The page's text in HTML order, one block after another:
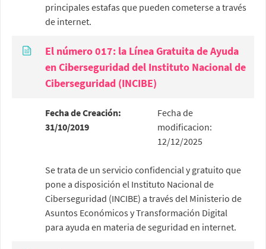
principales estafas que pueden cometerse a través
de internet.
El número 017: la Línea Gratuita de Ayuda
en Ciberseguridad del Instituto Nacional de
Ciberseguridad (INCIBE)
Fecha de Creación:
31/10/2019
Fecha de
modificacion:
12/12/2025
Se trata de un servicio confidencial y gratuito que
pone a disposición el Instituto Nacional de
Ciberseguridad (INCIBE) a través del Ministerio de
Asuntos Económicos y Transformación Digital
para ayuda en materia de seguridad en internet.